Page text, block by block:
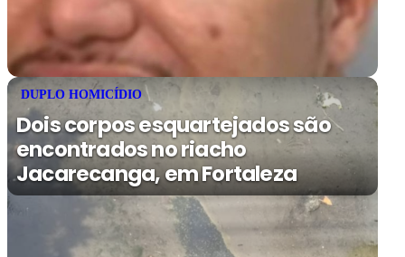
DUPLO HOMICÍDIO
Dois corpos esquartejados são
encontrados no riacho
Jacarecanga, em Fortaleza